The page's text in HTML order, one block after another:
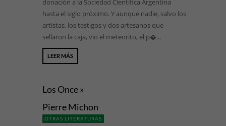
donación a la Sociedad Científica Argentina
hasta el siglo próximo. Y aunque nadie, salvo los
artistas, los testigos y dos artesanos que
sellaron la caja, vio el meteorito, el p�...
LEER MÁS
Los Once »
Pierre Michon
OTRAS LITERATURAS